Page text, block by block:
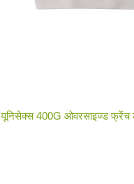
यूनिसेक्स 400G ओवरसाइज्ड फ्रेंच